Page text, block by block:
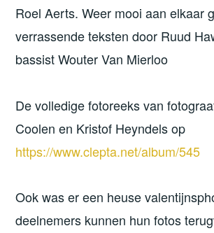
Roel Aerts. Weer mooi aan elkaar
verrassende teksten door Ruud
bassist Wouter Van Mierloo
De volledige fotoreeks van
Coolen en Kristof Heyndels op
https://www.clepta.net/album/545
Ook was er een heuse
deelnemers kunnen hun fotos